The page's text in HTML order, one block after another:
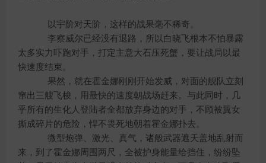
以宇阶对天阶，这样的战果毫不稀奇。
李察威尔已经没有退路，所以白晓飞根本不怕暴露
太多实力吓跑对手，打定主意大石压死蟹，要让战局以最
快速度结束。
果然，就在霍金娜刚刚开始发威，对面的舰队立刻
窜出三艘飞梭，用最快的速度朝战场赶来。与此同时，几
乎所有的生化人登陆者全都放弃身边的对手，不顾被翼女
撕成碎片的危险，悍不畏死地朝着霍金娜扑去。
微型炮弹、激光、真气，诸般武器遮天盖地乱射而
来，到了霍金娜周围两尺，全被护身能量给挡住，纷纷坠